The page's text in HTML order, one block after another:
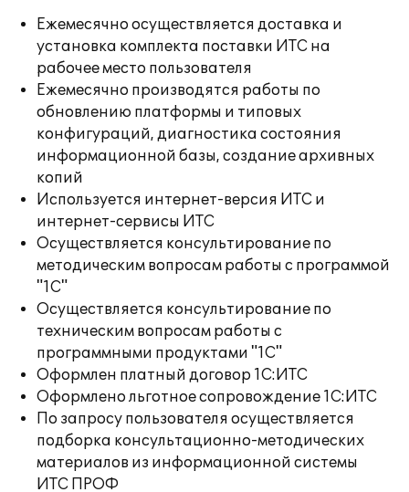
Ежемесячно осуществляется доставка и
установка комплекта поставки ИТС на
рабочее место пользователя
Ежемесячно производятся работы по
обновлению платформы и типовых
конфигураций, диагностика состояния
информационной базы, создание архивных
копий
Используется интернет-версия ИТС и
интернет-сервисы ИТС
Осуществляется консультирование по
методическим вопросам работы с программой
"1С"
Осуществляется консультирование по
техническим вопросам работы с
программными продуктами "1С"
Оформлен платный договор 1С:ИТС
Оформлено льготное сопровождение 1С:ИТС
По запросу пользователя осуществляется
подборка консультационно-методических
материалов из информационной системы
ИТС ПРОФ